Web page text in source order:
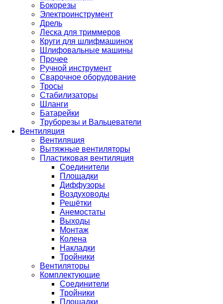
Бокорезы
Электроинструмент
Дрель
Леска для триммеров
Круги для шлифмашинок
Шлифовальные машины
Прочее
Ручной инструмент
Сварочное оборудование
Тросы
Стабилизаторы
Шланги
Батарейки
Труборезы и Вальцеватели
Вентиляция
Вентиляция
Вытяжные вентиляторы
Пластиковая вентиляция
Соединители
Площадки
Диффузоры
Воздуховоды
Решётки
Анемостаты
Выходы
Монтаж
Колена
Накладки
Тройники
Вентиляторы
Комплектующие
Соединители
Тройники
Площадки